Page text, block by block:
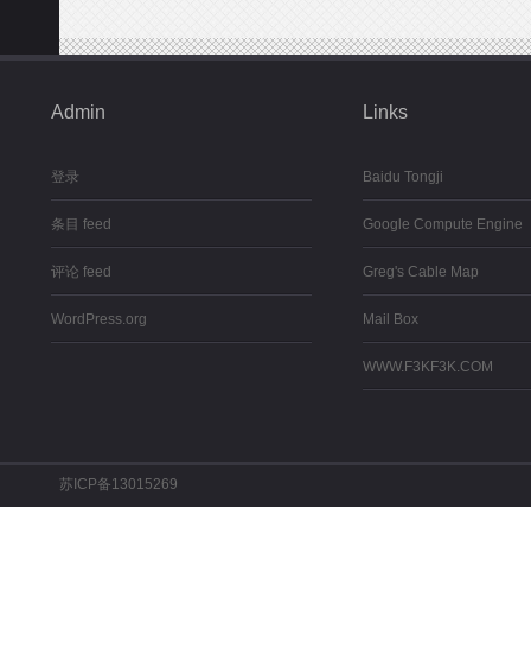
Admin
登录
条目 feed
评论 feed
WordPress.org
Links
Baidu Tongji
Google Compute Engine
Greg's Cable Map
Mail Box
WWW.F3KF3K.COM
苏ICP备13015269